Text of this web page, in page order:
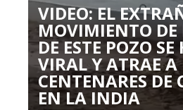
VIDEO: EL
MOVIMIENTO DE
DE ESTE POZO
VIRAL Y ATRAE A
CENTENARES DE
EN LA INDIA